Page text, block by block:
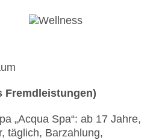
Fremdleistungen)
„Acqua Spa“: ab 17 Jahre,
täglich, Barzahlung,